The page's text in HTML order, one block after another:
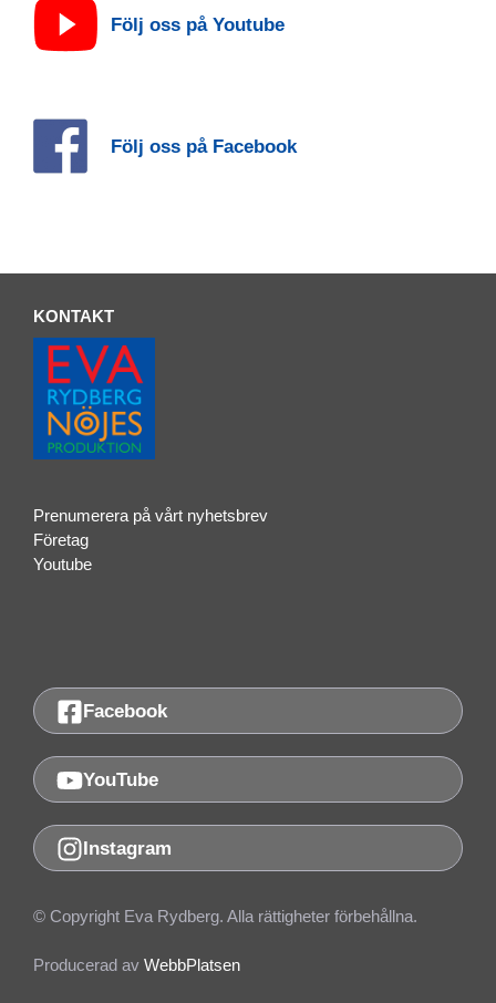
Följ oss på Youtube
Följ oss på Facebook
KONTAKT
Prenumerera på vårt nyhetsbrev
Företag
Youtube
© Copyright Eva Rydberg. Alla rättigheter förbehållna.
Producerad av WebbPlatsen
Facebook
YouTube
Instagram